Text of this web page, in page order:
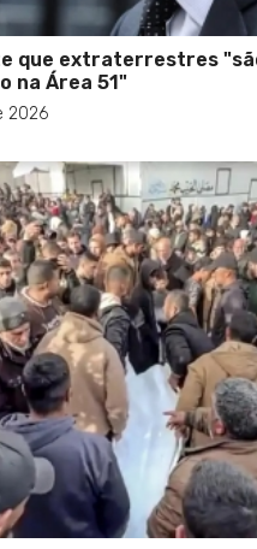
que extraterrestres
na Área 51"
2026